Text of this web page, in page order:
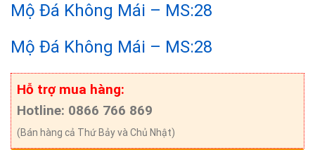
Mộ Đá Không Mái – MS:28
Mộ Đá Không Mái – MS:28
Hỗ trợ mua hàng:
Hotline: 0866 766 869
(Bán hàng cả Thứ Bảy và Chủ Nhật)